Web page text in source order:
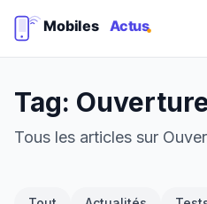
Tag:
Tous les articles sur